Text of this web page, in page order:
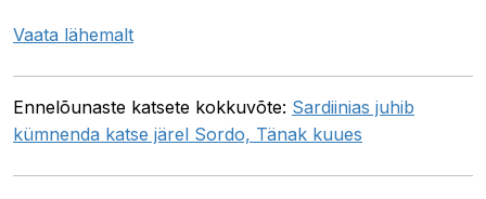
Vaata lähemalt
Ennelõunaste katsete kokkuvõte: Sardiinias juhib
kümnenda katse järel Sordo, Tänak kuues